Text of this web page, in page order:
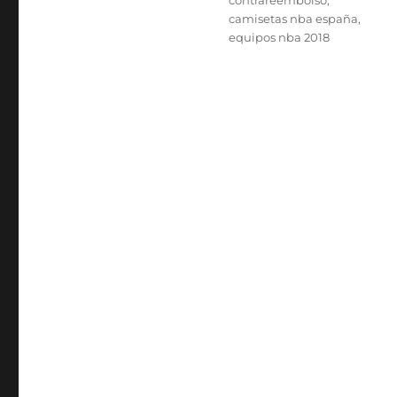
camisetas nba españa,
equipos nba 2018